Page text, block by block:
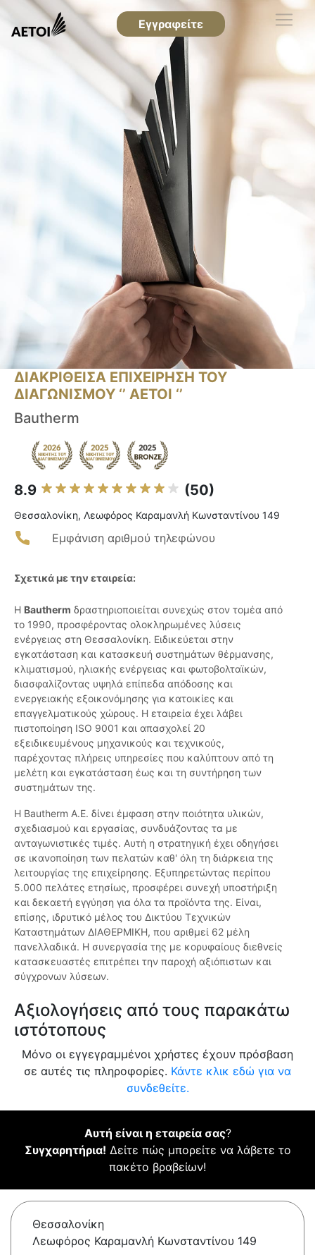
Εγγραφείτε
ΔΙΑΚΡΙΘΕΙΣΑ ΕΠΙΧΕΙΡΗΣΗ ΤΟΥ
ΔΙΑΓΩΝΙΣΜΟΥ ‘’ ΑΕΤΟΙ ‘’
Bautherm
8.9 (50)
Θεσσαλονίκη, Λεωφόρος Καραμανλή Κωνσταντίνου 149
Εμφάνιση αριθμού τηλεφώνου
Σχετικά με την εταιρεία:
Η Bautherm δραστηριοποιείται συνεχώς στον τομέα από
το 1990, προσφέροντας ολοκληρωμένες λύσεις
ενέργειας στη Θεσσαλονίκη. Ειδικεύεται στην
εγκατάσταση και κατασκευή συστημάτων θέρμανσης,
κλιματισμού, ηλιακής ενέργειας και φωτοβολταϊκών,
διασφαλίζοντας υψηλά επίπεδα απόδοσης και
ενεργειακής εξοικονόμησης για κατοικίες και
επαγγελματικούς χώρους. Η εταιρεία έχει λάβει
πιστοποίηση ISO 9001 και απασχολεί 20
εξειδικευμένους μηχανικούς και τεχνικούς,
παρέχοντας πλήρεις υπηρεσίες που καλύπτουν από τη
μελέτη και εγκατάσταση έως και τη συντήρηση των
συστημάτων της.
Η Bautherm Α.Ε. δίνει έμφαση στην ποιότητα υλικών,
σχεδιασμού και εργασίας, συνδυάζοντας τα με
ανταγωνιστικές τιμές. Αυτή η στρατηγική έχει οδηγήσει
σε ικανοποίηση των πελατών καθ' όλη τη διάρκεια της
λειτουργίας της επιχείρησης. Εξυπηρετώντας περίπου
5.000 πελάτες ετησίως, προσφέρει συνεχή υποστήριξη
και δεκαετή εγγύηση για όλα τα προϊόντα της. Είναι,
επίσης, ιδρυτικό μέλος του Δικτύου Τεχνικών
Καταστημάτων ΔΙΑΘΕΡΜΙΚΗ, που αριθμεί 62 μέλη
πανελλαδικά. Η συνεργασία της με κορυφαίους διεθνείς
κατασκευαστές επιτρέπει την παροχή αξιόπιστων και
σύγχρονων λύσεων.
Αξιολογήσεις από τους παρακάτω
ιστότοπους
Μόνο οι εγγεγραμμένοι χρήστες έχουν πρόσβαση
σε αυτές τις πληροφορίες. Κάντε κλικ εδώ για να
συνδεθείτε.
Αυτή είναι η εταιρεία σας?
Συγχαρητήρια! Δείτε πώς μπορείτε να λάβετε το
πακέτο βραβείων!
Θεσσαλονίκη
Λεωφόρος Καραμανλή Κωνσταντίνου 149